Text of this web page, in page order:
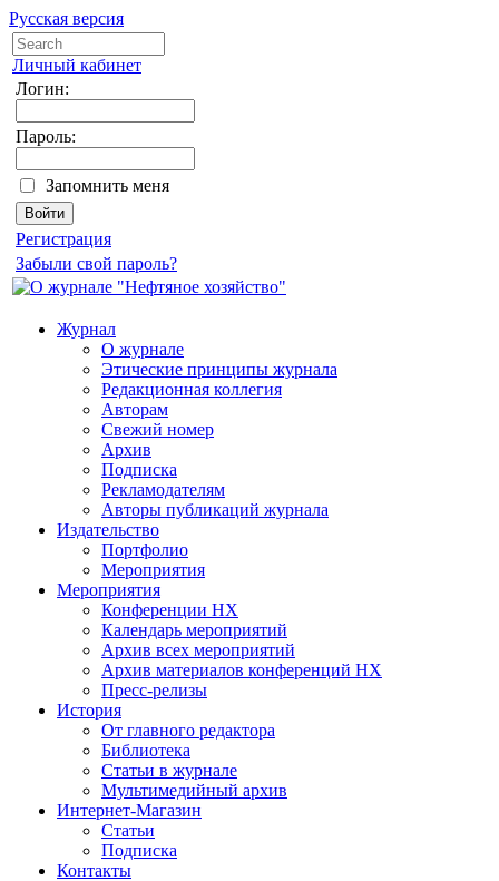
Русская версия
Личный кабинет
Логин:
Пароль:
Запомнить меня
Регистрация
Забыли свой пароль?
Журнал
О журнале
Этические принципы журнала
Редакционная коллегия
Авторам
Свежий номер
Архив
Подписка
Рекламодателям
Авторы публикаций журнала
Издательство
Портфолио
Мероприятия
Мероприятия
Конференции НХ
Календарь мероприятий
Архив всех мероприятий
Архив материалов конференций НХ
Пресс-релизы
История
От главного редактора
Библиотека
Статьи в журнале
Мультимедийный архив
Интернет-Магазин
Статьи
Подписка
Контакты